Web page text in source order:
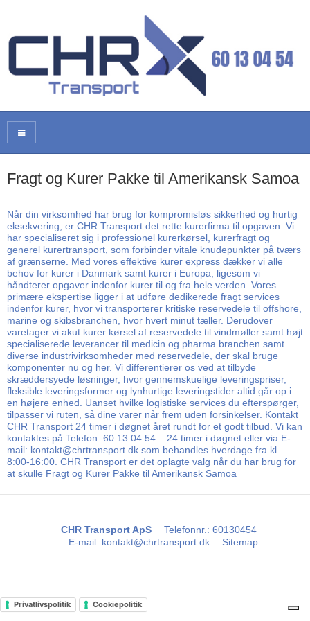
Fragt og Kurer Pakke til Amerikansk Samoa
Når din virksomhed har brug for kompromisløs sikkerhed og hurtig
eksekvering, er CHR Transport det rette kurerfirma til opgaven. Vi
har specialiseret sig i professionel kurerkørsel, kurerfragt og
generel kurertransport, som forbinder vitale knudepunkter på tværs
af grænserne. Med vores effektive kurer express dækker vi alle
behov for kurer i Danmark samt kurer i Europa, ligesom vi
håndterer opgaver indenfor kurer til og fra hele verden. Vores
primære ekspertise ligger i at udføre dedikerede fragt services
indenfor kurer, hvor vi transporterer kritiske reservedele til offshore,
marine og skibsbranchen, hvor hvert minut tæller. Derudover
varetager vi akut kurer kørsel af reservedele til vindmøller samt højt
specialiserede leverancer til medicin og pharma branchen samt
diverse industrivirksomheder med reservedele, der skal bruge
komponenter nu og her. Vi differentierer os ved at tilbyde
skræddersyede løsninger, hvor gennemskuelige leveringspriser,
fleksible leveringsformer og lynhurtige leveringstider altid går op i
en højere enhed. Uanset hvilke logistiske services du efterspørger,
tilpasser vi ruten, så dine varer når frem uden forsinkelser. Kontakt
CHR Transport 24 timer i døgnet året rundt for et godt tilbud. Vi kan
kontaktes på Telefon: 60 13 04 54 – 24 timer i døgnet eller via E-
mail: kontakt@chrtransport.dk som behandles hverdage fra kl.
8:00-16:00. CHR Transport er det oplagte valg når du har brug for
at skulle Fragt og Kurer Pakke til Amerikansk Samoa
CHR Transport ApS Telefonnr.: 60130454
E-mail: kontakt@chrtransport.dk Sitemap
Privatlivspolitik Cookiepolitik